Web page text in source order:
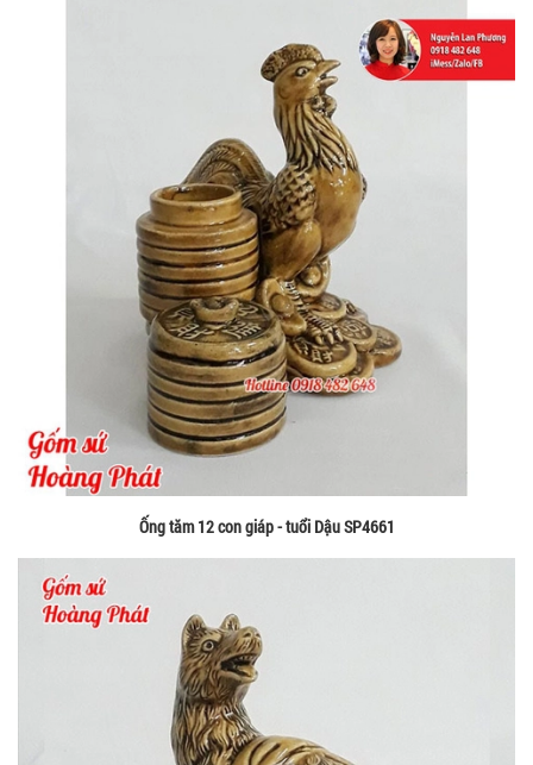
Ống tăm 12 con giáp - tuổi Dậu SP4661